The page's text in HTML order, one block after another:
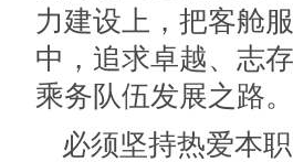
力建设上，把客舱
中，追求卓越、志
乘务队伍发展之路。
必须坚持热爱本